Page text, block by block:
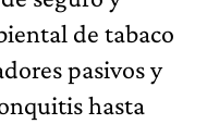
de tabaco
pasivos y
hasta